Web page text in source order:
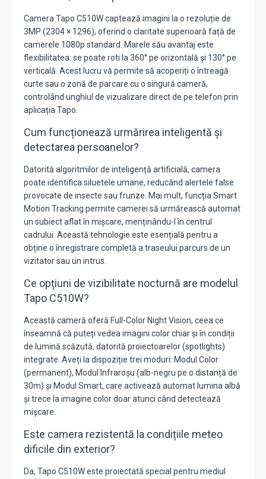
CameraTapo C510Wcaptează imagini la o rezoluție de
3MP (2304 × 1296), oferind o claritate superioară față de
camerele 1080p standard. Marele său avantaj este
flexibilitatea: se poate roti la360° pe orizontală și 130° pe
verticală. Acest lucru vă permite să acoperiți o întreagă
curte sau o zonă de parcare cu o singură cameră,
controlând unghiul de vizualizare direct de pe telefon prin
aplicația Tapo.
Cum funcționează urmărirea inteligentă și
detectarea persoanelor?
Datorită algoritmilor de inteligență artificială, camera
poate identifica siluetele umane, reducând alertele false
provocate de insecte sau frunze. Mai mult, funcțiaSmart
Motion Tracking permite camerei să urmărească automat
un subiect aflat în mișcare, menținându-l în centrul
cadrului. Această tehnologie este esențială pentru a
obține o înregistrare completă a traseului parcurs de un
vizitator sau un intrus.
Ce opțiuni de vizibilitate nocturnă are modelul
Tapo C510W?
Această cameră oferă Full-Color Night Vision, ceea ce
înseamnă că puteți vedea imagini color chiar și în condiții
de lumină scăzută, datorită proiectoarelor (spotlights)
integrate. Aveți la dispoziție trei moduri: Modul Color
(permanent), Modul Infraroșu (alb-negru pe o distanță de
30m) și Modul Smart, care activează automat lumina albă
și trece la imagine color doar atunci când detectează
mișcare.
Este camera rezistentă la condițiile meteo
dificile din exterior?
Da, Tapo C510W este proiectată special pentru mediul